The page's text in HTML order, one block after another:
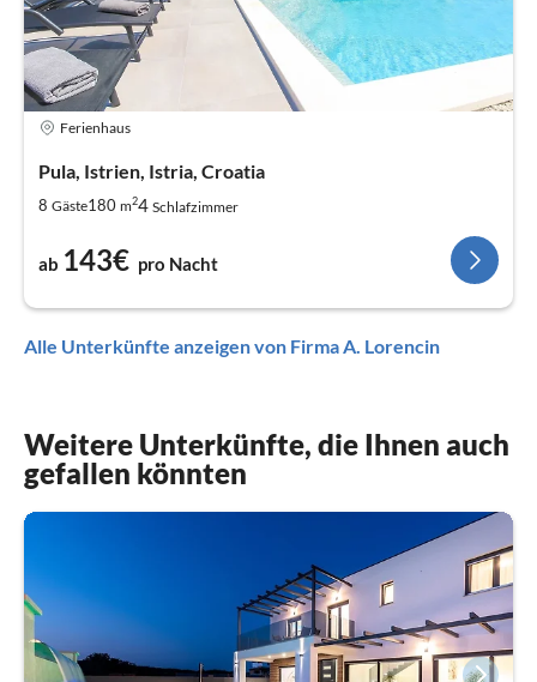
Ferienhaus
Pula, Istrien, Istria, Croatia
8 Gäste180 m24 Schlafzimmer
ab 143€ pro Nacht
Alle Unterkünfte anzeigen von Firma A. Lorencin
Weitere Unterkünfte, die Ihnen auch
gefallen könnten